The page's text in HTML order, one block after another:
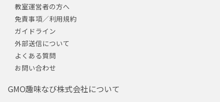
教室運営者の方へ
免責事項／利用規約
ガイドライン
外部送信について
よくある質問
お問い合わせ
GMO趣味なび株式会社について